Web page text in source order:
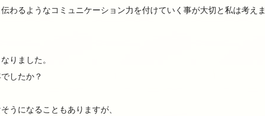
わるようなコミュニケーション力を付けていく事が大切と私は考えま
りました。
したか？
うになることもありますが、